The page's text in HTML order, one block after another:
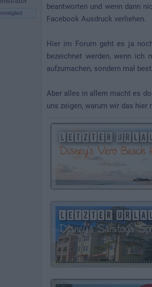
beantworten und wenn dann
Facebook Ausdruck verliehen.
Hier im Forum geht es ja
bezeichnet werden, wenn ich
aufzumachen, sondern mal
Aber alles in allem macht es
uns zeigen, warum wir das hier